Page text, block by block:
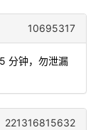
10695317
分钟，勿泄漏
221316815632